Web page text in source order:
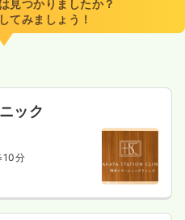
見つかりましたか？
てみましょう！
ック
10分